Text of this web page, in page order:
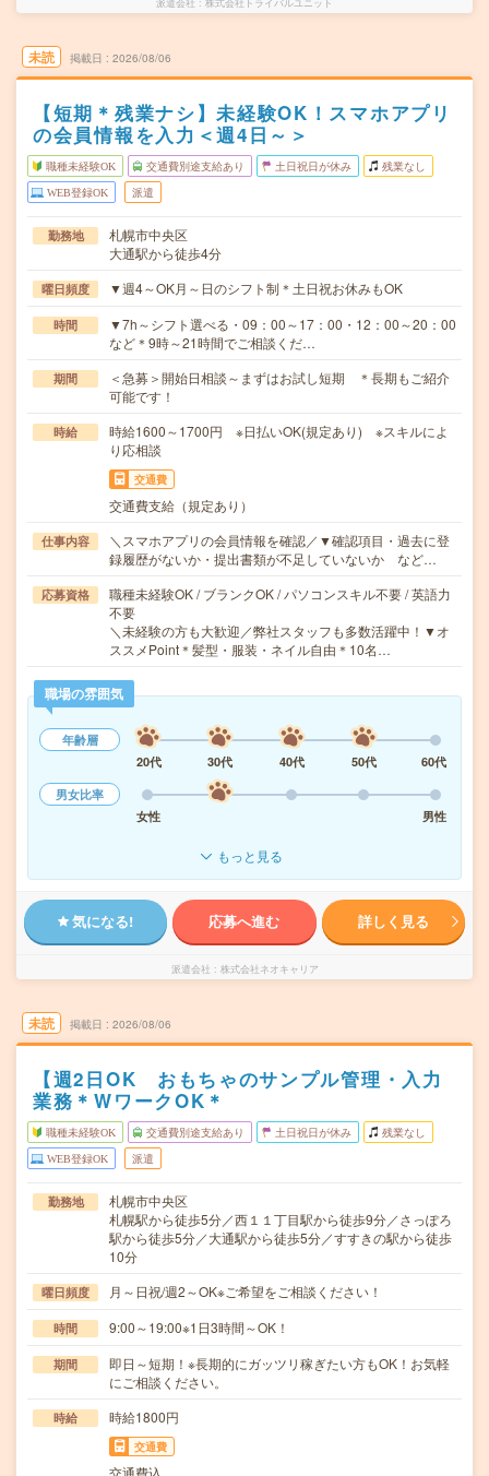
未読 掲載日 2026/08/06
【短期＊残業ナシ】未経験OK！スマホアプリ
の会員情報を入力＜週4日～＞
職種未経験OK 交通費別途支給あり 土日祝日が休み 残業なし
WEB登録OK 派遣
勤務地
札幌市中央区
大通駅から徒歩4分
曜日頻度 ▼週4～OK月～日のシフト制＊土日祝お休みもOK
時間
▼7h～シフト選べる・09：00～17：00・12：00～20：00
など＊9時～21時間でご相談くだ…
期間
＜急募＞開始日相談～まずはお試し短期 ＊長期もご紹介
可能です！
時給
時給1600～1700円 ※日払いOK(規定あり) ※スキルによ
り応相談
交通費
交通費支給（規定あり）
仕事内容
＼スマホアプリの会員情報を確認／▼確認項目・過去に登
録履歴がないか・提出書類が不足していないか など…
応募資格
職種未経験OK / ブランクOK / パソコンスキル不要 / 英語力
不要
＼未経験の方も大歓迎／弊社スタッフも多数活躍中！▼オ
ススメPoint＊髪型・服装・ネイル自由＊10名…
職場の雰囲気
年齢層
20代
30代 40代 50代
60代
男女比率
女性
男性
もっと見る
気になる! 応募へ進む 詳しく見る
派遣会社 株式会社ネオキャリア
未読 掲載日 2026/08/06
【週2日OK おもちゃのサンプル管理・入力
業務＊WワークOK＊
職種未経験OK 交通費別途支給あり 土日祝日が休み 残業なし
WEB登録OK 派遣
勤務地
札幌市中央区
札幌駅から徒歩5分／西１１丁目駅から徒歩9分／さっぽろ
駅から徒歩5分／大通駅から徒歩5分／すすきの駅から徒歩
10分
曜日頻度 月～日祝/週2～OK※ご希望をご相談ください！
時間 9:00～19:00※1日3時間～OK！
期間
即日～短期！※長期的にガッツリ稼ぎたい方もOK！お気軽
にご相談ください。
時給 時給1800円
交通費
交通費込